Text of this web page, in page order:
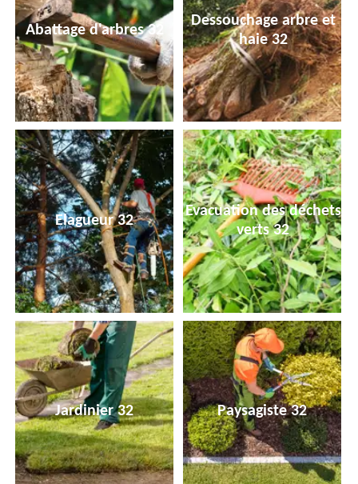
Abattage d'arbres 32
Dessouchage arbre et
haie 32
Elagueur 32
Evacuation des déchets
verts 32
Jardinier 32 Paysagiste 32